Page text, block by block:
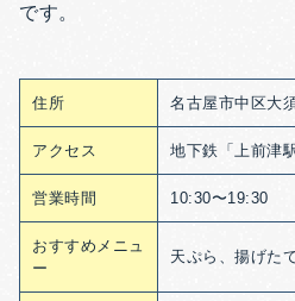
です。
住所 名古屋市中区大
アクセス 地下鉄「上前津
営業時間 10:30〜19:30
おすすめメニュ
ー
天ぷら、揚げた